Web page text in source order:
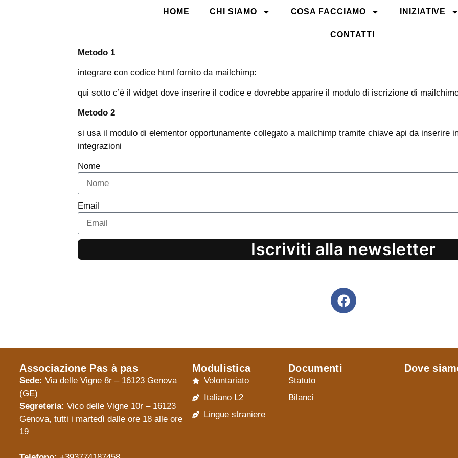
HOME CHI SIAMO COSA FACCIAMO INIZIATIVE
CONTATTI
Metodo 1
integrare con codice html fornito da mailchimp:
qui sotto c’è il widget dove inserire il codice e dovrebbe apparire il modulo di iscrizione di
Metodo 2
si usa il modulo di elementor opportunamente collegato a mailchimp tramite chiave api da inserire
integrazioni
Nome
Email
Iscriviti alla newsletter
Associazione Pas à pas
Sede: Via delle Vigne 8r – 16123 Genova
(GE)
Segreteria: Vico delle Vigne 10r – 16123
Genova, tutti i martedì dalle ore 18 alle ore
19
Modulistica
Volontariato
Italiano L2
Lingue straniere
Documenti
Statuto
Bilanci
Dove